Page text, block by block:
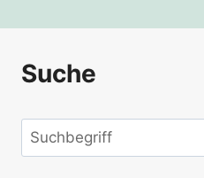
Suche
Suchen